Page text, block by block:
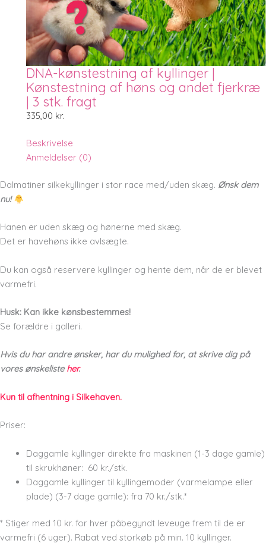
DNA-kønstestning af kyllinger |
Kønstestning af høns og andet fjerkræ
| 3 stk. fragt
335,00 kr.
Beskrivelse
Anmeldelser (0)
Dalmatiner silkekyllinger i stor race med/uden skæg. Ønsk dem
nu!
Hanen er uden skæg og hønerne med skæg.
Det er havehøns ikke avlsægte.
Du kan også reservere kyllinger og hente dem, når de er blevet
varmefri.
Husk: Kan ikke kønsbestemmes!
Se forældre i galleri.
Hvis du har andre ønsker, har du mulighed for, at skrive dig på
vores ønskelisteher.
Kun til afhentning i Silkehaven.
Priser:
Daggamle kyllinger direkte fra maskinen (1-3 dage gamle)
til skrukhøner: 60 kr./stk.
Daggamle kyllinger til kyllingemoder (varmelampe eller
plade) (3-7 dage gamle): fra 70 kr./stk.*
* Stiger med 10 kr. for hver påbegyndt leveuge frem til de er
varmefri (6 uger). Rabat ved storkøb på min. 10 kyllinger.